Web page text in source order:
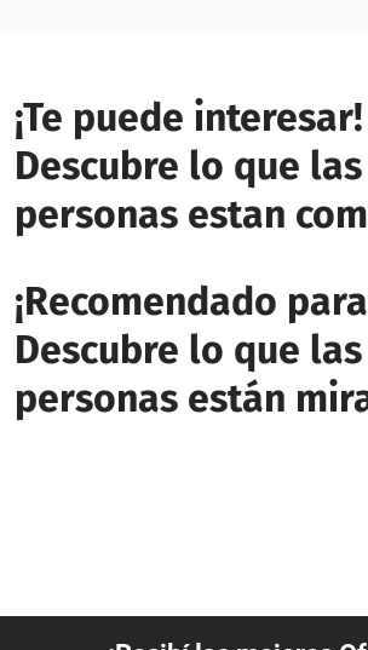
¡Te puede interesar!
Descubre lo que las
personas estan
¡Recomendado
Descubre lo que las
personas están